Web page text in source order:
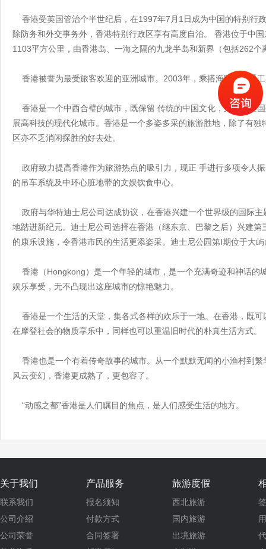
香港受英国管治个半世纪后，在1997年7月1日成为中国的特别行
除防务和外交事务外，香港特别行政区享有高度自治。 香港位于中
1103平方公里，由香港岛、一海之隔的九龙半岛和新界（包括262
香港被誉为最受旅客欢迎的亚洲城市。2003年，乘搭海陆空交通
香港是一个中西合璧的城市，既保留 传统的中国文化，又深受英
展高科技的现代化城市。香港是一个多姿多采的旅游胜地，除了有
区亦不乏消闲探胜的好去处。
政府致力提高香港作为旅游热点的吸引力，现正 手进行多项令人
的吊车系统及中环心脏地带的文娱饮食中心。
政府与华特迪士尼公司达成协议，在香港兴建一个世界级的国际
地踏进新纪元。迪士尼公司选择在香港（继东京、巴黎之后）兴建
的康乐设施，令香港市民的生活更添姿采。迪士尼公园第I期位于大
香港（Hongkong）是一个年轻的城市，是一个充满奇迹和神话的
娱乐享受，无不凸现出这座城市的惊艳魅力。
香港是一个生活的天堂，集各式各样的欢乐于一地。在香港，既
在摩登社会的物质享乐中，同样也可以重温旧时代的朴真生活方式。
香港也是一个有着传奇故事的城市。从一个默默无闻的小渔村到
风云变幻，香港更成熟了，更包容了。
“动感之都”香港是人们瞩目的焦点，是人们感受生活的地方。
关于我们
联系我们
公司介绍
公司荣誉
产品服务
报名须知
付款方式
合同签署
旅游度假
西北旅游
国内旅游
出境旅游